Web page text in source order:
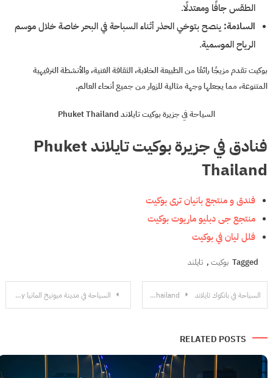
الطقس جافًا ومعتدلًا.
السلامة: ينصح بتوخي الحذر أثناء السباحة في البحر خاصة خلال موسم
الرياح الموسمية.
بوكيت تقدم مزيجًا رائعًا من الطبيعة الخلابة، الثقافة الغنية، والأنشطة الترفيهية
المتنوعة، مما يجعلها وجهة مثالية للزوار من جميع أنحاء العالم.
السياحة في جزيرة بوكيت تايلاند Phuket Thailand
فنادق في جزيرة بوكيت تايلاند Phuket
Thailand
فندق و منتجع بانيان ترى بوكيت
منتجع جى دبليو ماريوت بوكيت
فلل ليان في بوكيت
Tagged بوكيت , تايلند
تصفّح
السياحة في مدينة ميونيخ المانيا Munich Germany السياحة في بانكوك تايلاند Bangkok Thailand
RELATED POSTS